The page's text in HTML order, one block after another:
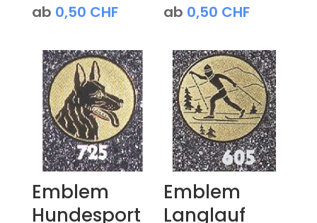
ab 0,50 CHF ab 0,50 CHF
Emblem
Hundesport
Emblem
Langlauf